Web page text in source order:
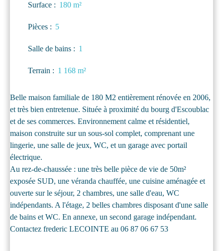
Surface : 180 m²
Pièces : 5
Salle de bains : 1
Terrain : 1 168 m²
Belle maison familiale de 180 M2 entièrement rénovée en 2006,
et très bien entretenue. Située à proximité du bourg d'Escoublac
et de ses commerces. Environnement calme et résidentiel,
maison construite sur un sous-sol complet, comprenant une
lingerie, une salle de jeux, WC, et un garage avec portail
électrique.
Au rez-de-chaussée : une très belle pièce de vie de 50m²
exposée SUD, une véranda chauffée, une cuisine aménagée et
ouverte sur le séjour, 2 chambres, une salle d'eau, WC
indépendants. A l'étage, 2 belles chambres disposant d'une salle
de bains et WC. En annexe, un second garage indépendant.
Contactez frederic LECOINTE au 06 87 06 67 53